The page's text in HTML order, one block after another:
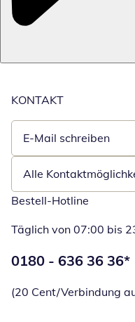
KONTAKT
E-Mail schreiben
Öffnet E-Mail-Client
Alle
Bestell-Hotline
Täglich von 07:00 bis
Telefonnummer:
0180 - 636 36 36*
(20 Cent/Verbindung